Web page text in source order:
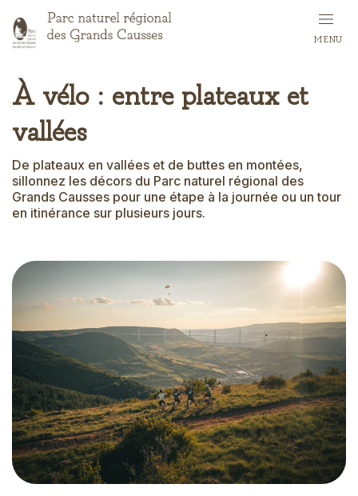
to
main
MENU
À vélo : entre plateaux et
vallées
De plateaux en vallées et de buttes en montées,
sillonnez les décors du Parc naturel régional des
Grands Causses pour une étape à la journée ou un tour
en itinérance sur plusieurs jours.